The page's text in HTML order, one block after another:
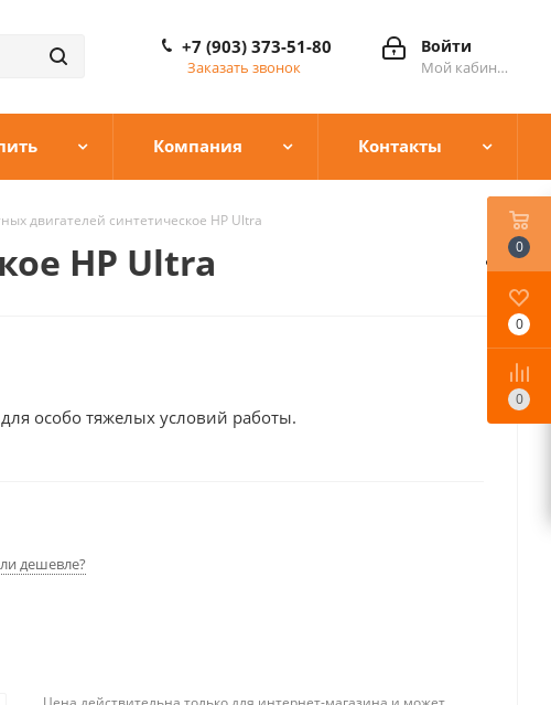
Войти
Мой кабинет
+7 (903) 373-51-80
Заказать звонок
Компания Контакты
двигателей синтетическое HP Ultra
HP Ultra
особо тяжелых условий работы.
дешевле?
0
0
0